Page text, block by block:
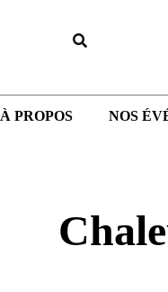
À PROPOS NOS